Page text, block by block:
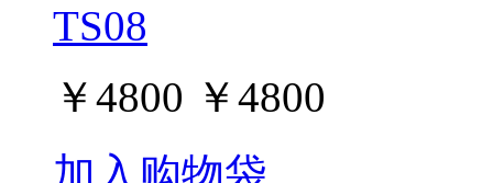
TS08
￥4800 ￥4800
加入购物袋